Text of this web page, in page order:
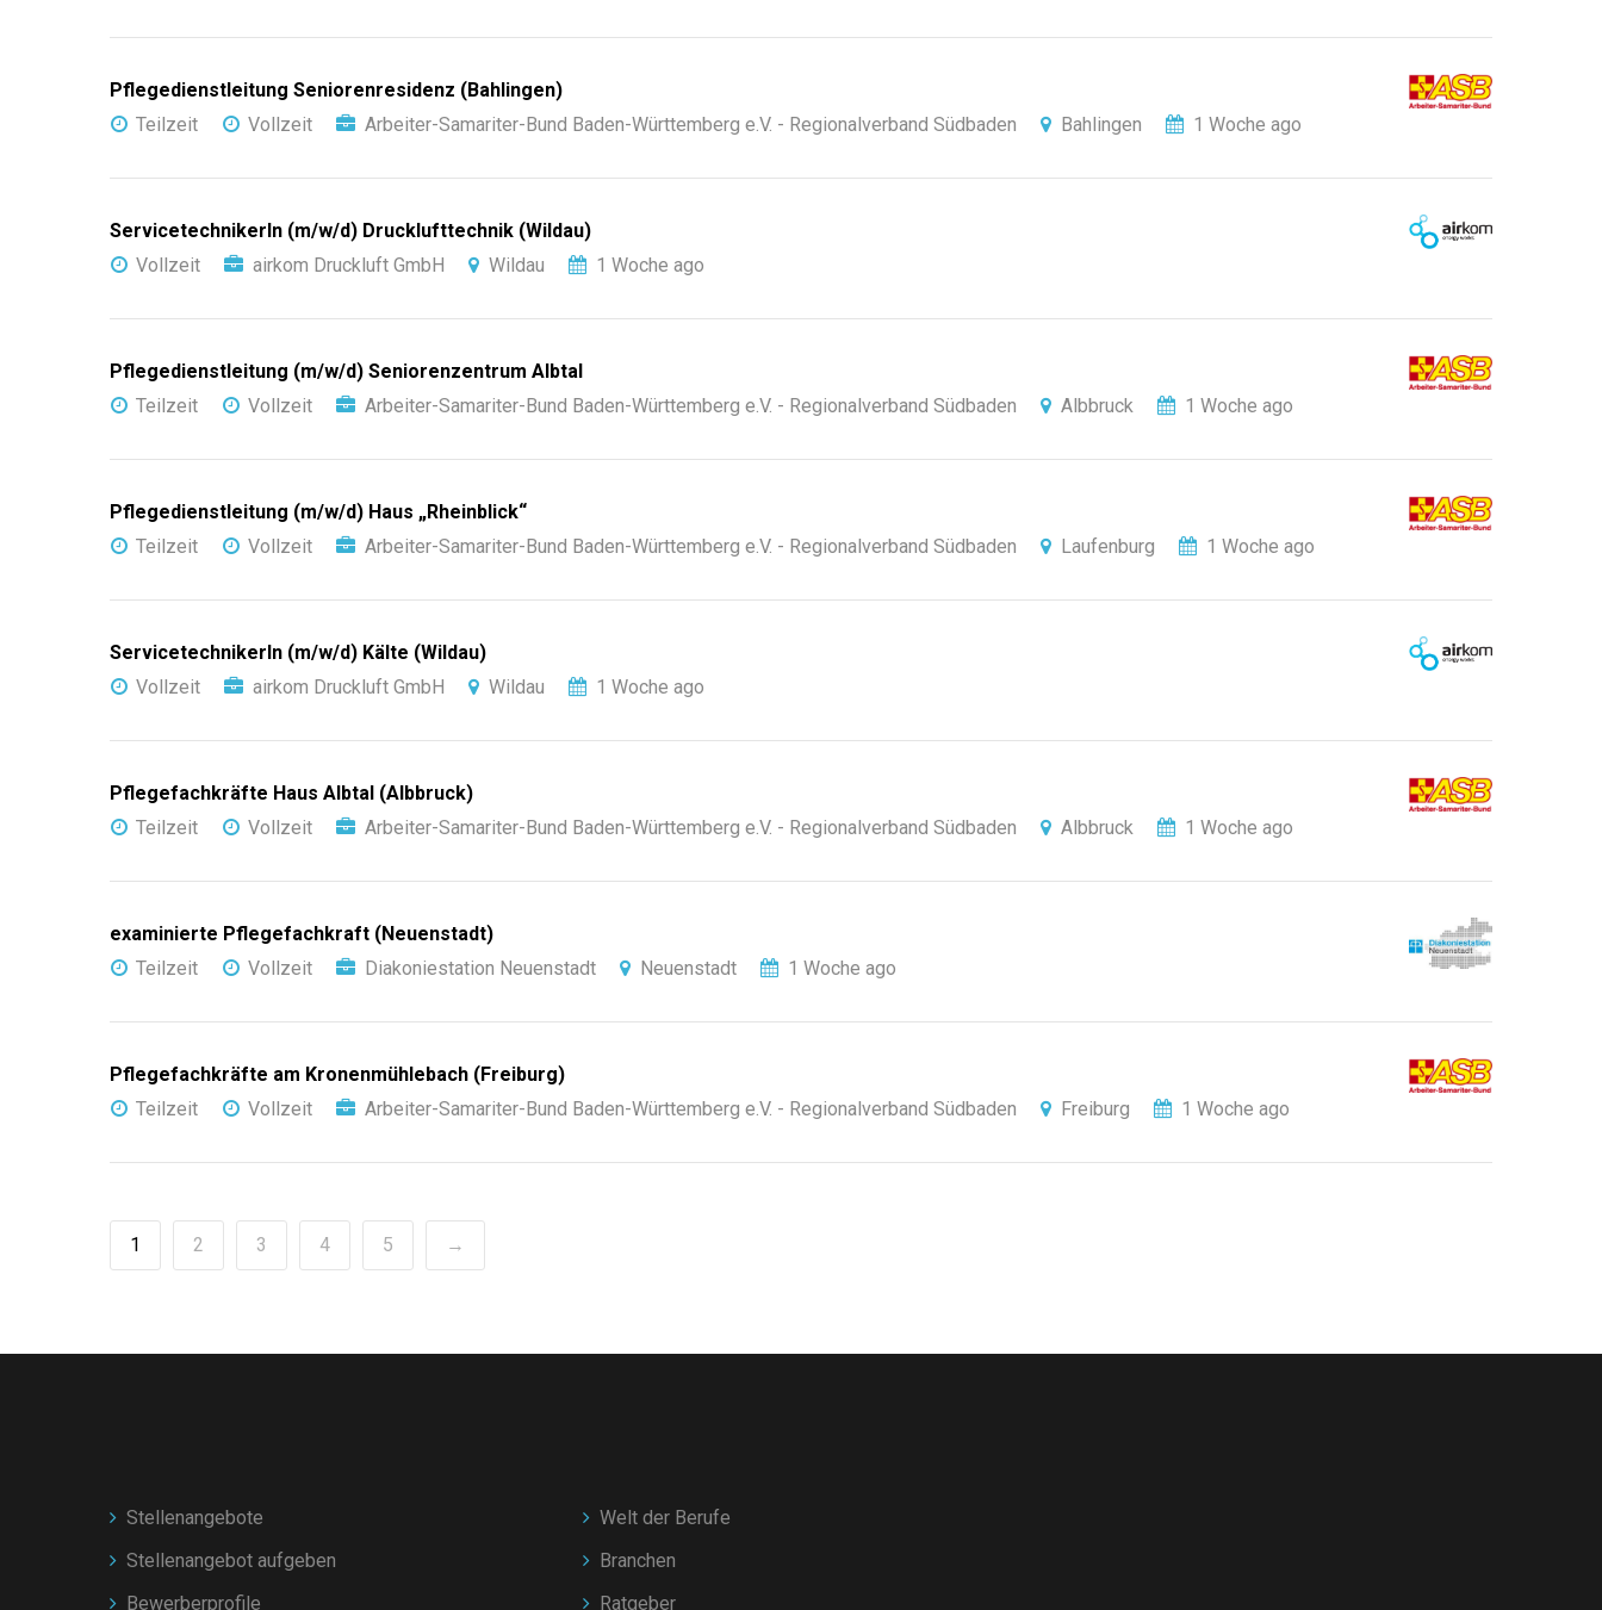
Pflegedienstleitung Seniorenresidenz (Bahlingen)
Teilzeit
Vollzeit Arbeiter-Samariter-Bund Baden-Württemberg e.V. - Regionalverband Südbaden Bahlingen 1 Woche ago
ServicetechnikerIn (m/w/d) Drucklufttechnik (Wildau)
Vollzeit
airkom Druckluft GmbH Wildau 1 Woche ago
Pflegedienstleitung (m/w/d) Seniorenzentrum Albtal
Teilzeit
Vollzeit Arbeiter-Samariter-Bund Baden-Württemberg e.V. - Regionalverband Südbaden Albbruck 1 Woche ago
Pflegedienstleitung (m/w/d) Haus „Rheinblick“
Teilzeit
Vollzeit Arbeiter-Samariter-Bund Baden-Württemberg e.V. - Regionalverband Südbaden Laufenburg 1 Woche ago
ServicetechnikerIn (m/w/d) Kälte (Wildau)
Vollzeit
airkom Druckluft GmbH Wildau 1 Woche ago
Pflegefachkräfte Haus Albtal (Albbruck)
Teilzeit
Vollzeit Arbeiter-Samariter-Bund Baden-Württemberg e.V. - Regionalverband Südbaden Albbruck 1 Woche ago
examinierte Pflegefachkraft (Neuenstadt)
Teilzeit
Vollzeit Diakoniestation Neuenstadt Neuenstadt 1 Woche ago
Pflegefachkräfte am Kronenmühlebach (Freiburg)
Teilzeit
Vollzeit Arbeiter-Samariter-Bund Baden-Württemberg e.V. - Regionalverband Südbaden Freiburg 1 Woche ago
1 2 3 4 5 →
Stellenangebote
Stellenangebot aufgeben
Bewerberprofile
Welt der Berufe
Branchen
Ratgeber